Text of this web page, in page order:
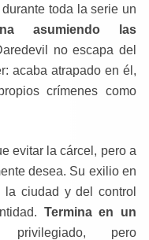
toda la serie un
asumiendo las
no escapa del
acaba atrapado en él,
crímenes como
evitar la cárcel, pero a
desea. Su exilio en
ciudad y del control
Termina en un
pero